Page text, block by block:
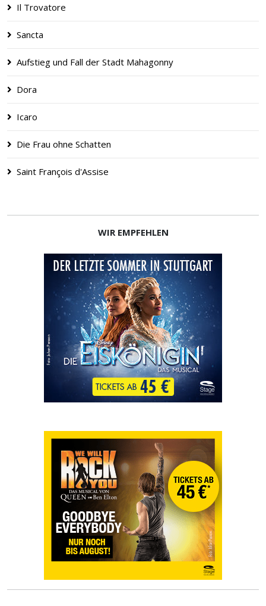
Il Trovatore
Sancta
Aufstieg und Fall der Stadt Mahagonny
Dora
Icaro
Die Frau ohne Schatten
Saint François d'Assise
WIR EMPFEHLEN